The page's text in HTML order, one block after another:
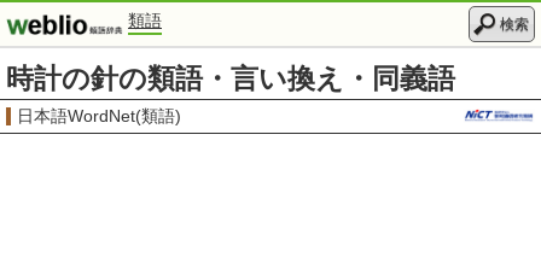
類語 検索
時計の針の類語・言い換え・同義語
日本語WordNet(類語)